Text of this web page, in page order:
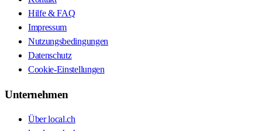
Hilfe & FAQ
Impressum
Nutzungsbedingungen
Datenschutz
Cookie-Einstellungen
Unternehmen
Über local.ch